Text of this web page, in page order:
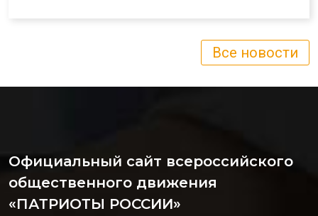
Все новости
Официальный сайт всероссийского
общественного движения
«ПАТРИОТЫ РОССИИ»